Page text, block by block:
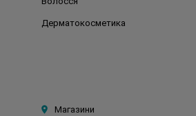
Дерматокосметика
Магазини